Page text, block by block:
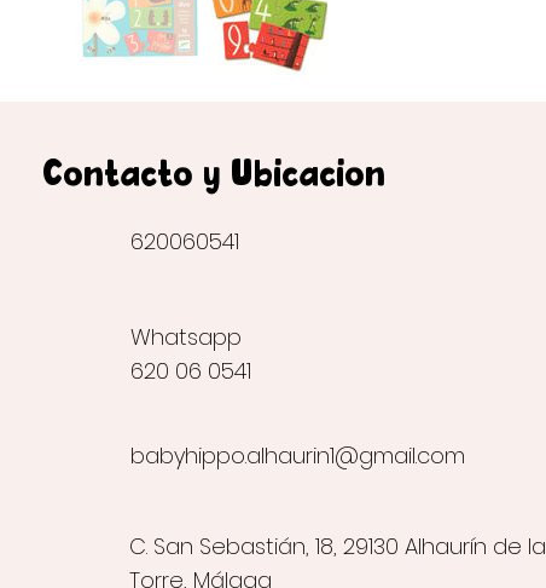
Contacto y Ubicación
620060541
Whatsapp
620 06 0541
babyhippo.alhaurin1@gmail.com
C. San Sebastián, 18, 29130 Alhaurín de la
Torre, Málaga